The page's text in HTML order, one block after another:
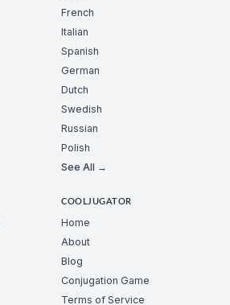
French
Italian
Spanish
German
Dutch
Swedish
Russian
Polish
See All →
COOLJUGATOR
Home
About
Blog
Conjugation Game
Terms of Service